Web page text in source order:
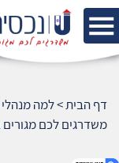
דף הבית>למה מנהלי
משדרגים לכם מגורים